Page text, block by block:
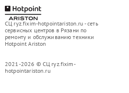
СЦ ryz.fixim-hotpointariston.ru - сеть
сервисных центров в Рязани по
ремонту и обслуживанию техники
Hotpoint Ariston
2021-2026 © СЦ ryz.fixim-
hotpointariston.ru